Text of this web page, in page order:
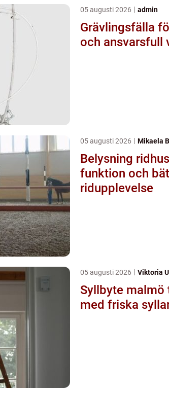
05 augusti 2026 admin
Grävlingsfälla
och ansvarsfull
05 augusti 2026 Mikaela
Belysning ridhus trygghet,
funktion och
ridupplevelse
05 augusti 2026 Viktoria
Syllbyte malmö tryggare hus
med friska